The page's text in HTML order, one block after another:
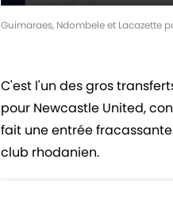
Guimaraes, Ndombele et Lacazette
C'est l'un des gros
pour Newcastle United,
fait une entrée
club rhodanien.